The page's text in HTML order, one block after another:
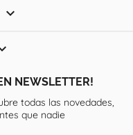

NEWSLETTER!
todas las novedades,
que nadie